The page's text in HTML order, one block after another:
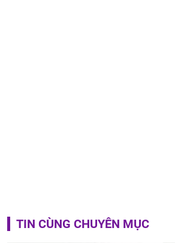
TIN CÙNG CHUYÊN MỤC